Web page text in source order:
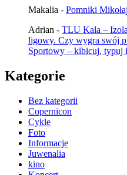
Makalia - Pomniki
Adrian - TLU Kala –
ligowy. Czy wygra swój
Sportowy – kibicuj,
Kategorie
Bez kategorii
Copernicon
Cykle
Foto
Informacje
Juwenalia
kino